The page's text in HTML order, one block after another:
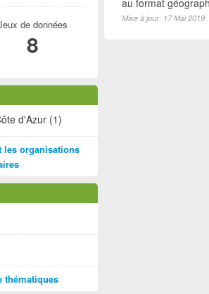
au format
Mise à jour: 17 Mai 2019
de données
8
d'Azur (1)
les organisations
thématiques